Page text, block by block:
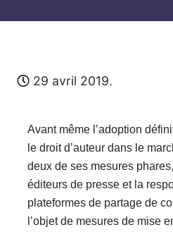
29 avril 2019.
Avant même l’adoption
le droit d’auteur dans le
deux de ses mesures
éditeurs de presse et la
plateformes de partage de
l’objet de mesures de mise